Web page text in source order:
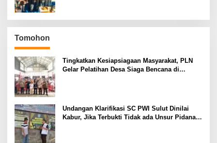
Tomohon
Tingkatkan Kesiapsiagaan Masyarakat, PLN
Gelar Pelatihan Desa Siaga Bencana di
Undangan Klarifikasi SC PWI Sulut Dinilai
Kabur, Jika Terbukti Tidak ada Unsur Pidana